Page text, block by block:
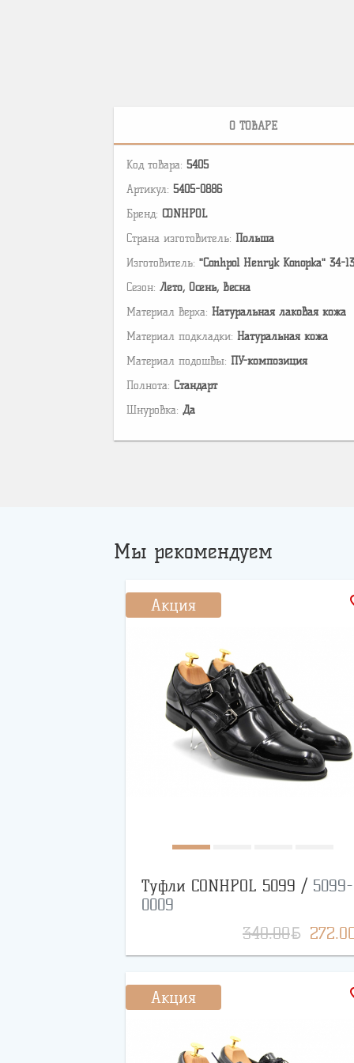
О ТОВАРЕ
Код товара: 5405
Артикул: 5405-0886
Бренд: CONHPOL
Страна изготовитель: Польша
Изготовитель: "Conhpol Henryk Konopka" 34-
Сезон: Лето, Осень, Весна
Материал верха: Натуральная лаковая кожа
Материал подкладки: Натуральная кожа
Материал подошвы: ПУ-композиция
Полнота: Стандарт
Шнуровка: Да
Мы рекомендуем
Акция
Туфли CONHPOL 5099 / 5099-
0009
340.00BYN
Акция